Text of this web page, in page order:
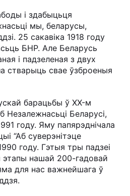
і здабыцьця
мы, беларусы,
25 сакавіка 1918 году
БНР. Але Беларусь
і падзеленая з двух
стварыць свае ўзброеныя
барацьбы ў XX-м
Незалежнасьці Беларусі,
году. Яму папярэднічала
“Аб суверэнітэце
году. Гэтыя тры падзеі
этапы нашай 200-гадовай
для нас важнейшага ў